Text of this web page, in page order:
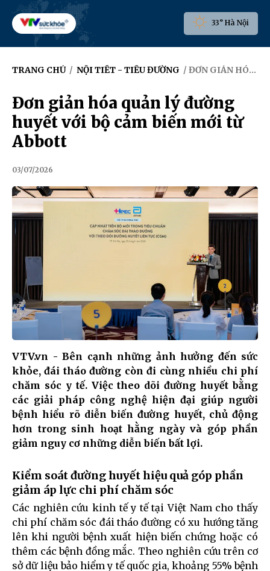
33° Hà Nội
TRANG CHỦ / NỘI TIẾT - TIỂU ĐƯỜNG / ĐƠN GIẢN HÓA QUẢN LÝ ĐƯỜNG HUYẾT VỚI BỘ CẢM BIẾN MỚI TỪ ABBOTT
Đơn giản hóa quản lý đường
huyết với bộ cảm biến mới từ
Abbott
03/07/2026
VTV.vn - Bên cạnh những ảnh hưởng đến sức
khỏe, đái tháo đường còn đi cùng nhiều chi phí
chăm sóc y tế. Việc theo dõi đường huyết bằng
các giải pháp công nghệ hiện đại giúp người
bệnh hiểu rõ diễn biến đường huyết, chủ động
hơn trong sinh hoạt hằng ngày và góp phần
giảm nguy cơ những diễn biến bất lợi.
Kiểm soát đường huyết hiệu quả góp phần
giảm áp lực chi phí chăm sóc
Các nghiên cứu kinh tế y tế tại Việt Nam cho thấy
chi phí chăm sóc đái tháo đường có xu hướng tăng
lên khi người bệnh xuất hiện biến chứng hoặc có
thêm các bệnh đồng mắc. Theo nghiên cứu trên cơ
sở dữ liệu bảo hiểm y tế quốc gia, khoảng 55% bệnh